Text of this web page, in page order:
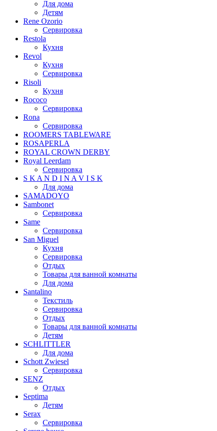
Для дома
Детям
Rene Ozorio
Сервировка
Restola
Кухня
Revol
Кухня
Сервировка
Risoli
Кухня
Rococo
Сервировка
Rona
Сервировка
ROOMERS TABLEWARE
ROSAPERLA
ROYAL CROWN DERBY
Royal Leerdam
Сервировка
S K A N D I N A V I S K
Для дома
SAMADOYO
Sambonet
Сервировка
Same
Сервировка
San Miguel
Кухня
Сервировка
Отдых
Товары для ванной комнаты
Для дома
Santalino
Текстиль
Сервировка
Отдых
Товары для ванной комнаты
Детям
SCHLITTLER
Для дома
Schott Zwiesel
Сервировка
SENZ
Отдых
Septima
Детям
Serax
Сервировка